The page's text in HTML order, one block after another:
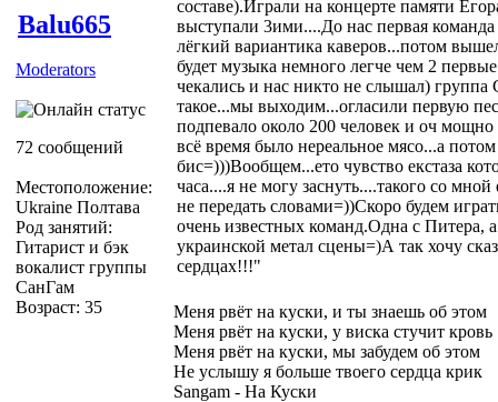
Balu665
Moderators
72 сообщений
Местоположение:
Ukraine Полтава
Род занятий:
Гитарист и бэк
вокалист группы
СанГам
Возраст: 35
составе).Играли на концерте памяти
выступали 3ими....До нас первая команда
лёгкий вариантика каверов...потом
будет музыка немного легче чем 2
чекались и нас никто не слышал)
такое...мы выходим...огласили первую
подпевало около 200 человек и оч
всё время было нереальное мясо...а
бис=)))Вообщем...ето чувство екстаза
часа....я не могу заснуть....такого со
не передать словами=))Скоро будем
очень известных команд.Одна с Питера,
украинской метал сцены=)А так хочу
сердцах!!!"
Меня рвёт на куски, и ты знаешь об этом
Меня рвёт на куски, у виска стучит кровь
Меня рвёт на куски, мы забудем об этом
Не услышу я больше твоего сердца крик
Sangam - На Куски